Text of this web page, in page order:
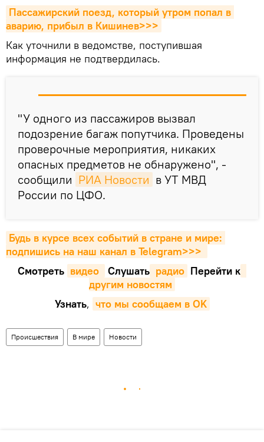
Пассажирский поезд, который утром попал в
аварию, прибыл в Кишинев>>>
Как уточнили в ведомстве, поступившая
информация не подтвердилась.
"У одного из пассажиров вызвал
подозрение багаж попутчика. Проведены
проверочные мероприятия, никаких
опасных предметов не обнаружено", -
сообщили РИА Новости в УТ МВД
России по ЦФО.
Будь в курсе всех событий в стране и мире:
подпишись на наш канал в Telegram>>>
Смотреть видео Cлушать радио Перейти к
другим новостям
Узнать, что мы сообщаем в OK
Происшествия В мире Новости